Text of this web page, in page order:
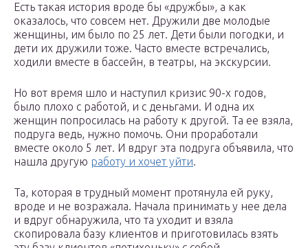
Есть такая история вроде бы «дружбы», а как
оказалось, что совсем нет. Дружили две молодые
женщины, им было по 25 лет. Дети были погодки, и
дети их дружили тоже. Часто вместе встречались,
ходили вместе в бассейн, в театры, на экскурсии.
Но вот время шло и наступил кризис 90-х годов,
было плохо с работой, и с деньгами. И одна их
женщин попросилась на работу к другой. Та ее взяла,
подруга ведь, нужно помочь. Они проработали
вместе около 5 лет. И вдруг эта подруга объявила, что
нашла другую работу и хочет уйти.
Та, которая в трудный момент протянула ей руку,
вроде и не возражала. Начала принимать у нее дела
и вдруг обнаружила, что та уходит и взяла
скопировала базу клиентов и приготовилась взять